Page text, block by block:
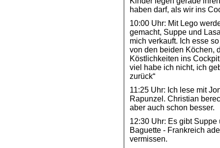
haben darf, als wir ins
10:00 Uhr: Mit Lego
gemacht, Suppe und
mich verkauft. Ich esse
von den beiden Köchen,
Köstlichkeiten ins
viel habe ich nicht, ich
zurück“
11:25 Uhr: Ich lese mit
Rapunzel. Christian
aber auch schon besser.
12:30 Uhr: Es gibt
Baguette - Frankreich
vermissen.